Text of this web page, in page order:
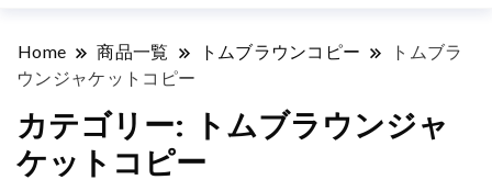
Home 商品一覧 トムブラウンコピー
トムブラ
ウンジャケットコピー
カテゴリー: トムブラウンジャ
ケットコピー